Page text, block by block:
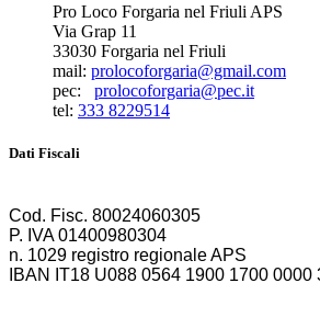
Pro Loco Forgaria nel Friuli APS
Via Grap 11
33030 Forgaria nel Friuli
mail: prolocoforgaria@gmail.com
pec: prolocoforgaria@pec.it
tel: 333 8229514
Dati Fiscali
Cod. Fisc. 80024060305
P. IVA 01400980304
n. 1029 registro regionale APS
IBAN IT18 U088 0564 1900 1700 0000